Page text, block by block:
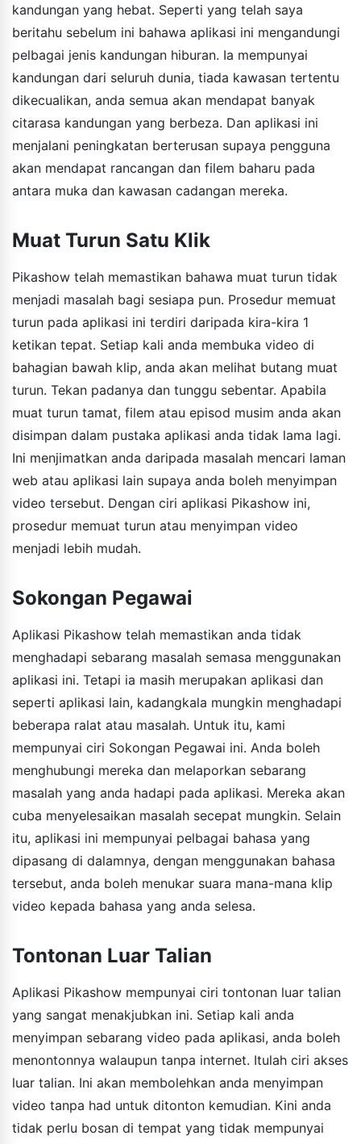
kandungan yang hebat. Seperti yang telah saya
beritahu sebelum ini bahawa aplikasi ini mengandungi
pelbagai jenis kandungan hiburan. Ia mempunyai
kandungan dari seluruh dunia, tiada kawasan tertentu
dikecualikan, anda semua akan mendapat banyak
citarasa kandungan yang berbeza. Dan aplikasi ini
menjalani peningkatan berterusan supaya pengguna
akan mendapat rancangan dan filem baharu pada
antara muka dan kawasan cadangan mereka.
Muat Turun Satu Klik
Pikashow telah memastikan bahawa muat turun tidak
menjadi masalah bagi sesiapa pun. Prosedur memuat
turun pada aplikasi ini terdiri daripada kira-kira 1
ketikan tepat. Setiap kali anda membuka video di
bahagian bawah klip, anda akan melihat butang muat
turun. Tekan padanya dan tunggu sebentar. Apabila
muat turun tamat, filem atau episod musim anda akan
disimpan dalam pustaka aplikasi anda tidak lama lagi.
Ini menjimatkan anda daripada masalah mencari laman
web atau aplikasi lain supaya anda boleh menyimpan
video tersebut. Dengan ciri aplikasi Pikashow ini,
prosedur memuat turun atau menyimpan video
menjadi lebih mudah.
Sokongan Pegawai
Aplikasi Pikashow telah memastikan anda tidak
menghadapi sebarang masalah semasa menggunakan
aplikasi ini. Tetapi ia masih merupakan aplikasi dan
seperti aplikasi lain, kadangkala mungkin menghadapi
beberapa ralat atau masalah. Untuk itu, kami
mempunyai ciri Sokongan Pegawai ini. Anda boleh
menghubungi mereka dan melaporkan sebarang
masalah yang anda hadapi pada aplikasi. Mereka akan
cuba menyelesaikan masalah secepat mungkin. Selain
itu, aplikasi ini mempunyai pelbagai bahasa yang
dipasang di dalamnya, dengan menggunakan bahasa
tersebut, anda boleh menukar suara mana-mana klip
video kepada bahasa yang anda selesa.
Tontonan Luar Talian
Aplikasi Pikashow mempunyai ciri tontonan luar talian
yang sangat menakjubkan ini. Setiap kali anda
menyimpan sebarang video pada aplikasi, anda boleh
menontonnya walaupun tanpa internet. Itulah ciri akses
luar talian. Ini akan membolehkan anda menyimpan
video tanpa had untuk ditonton kemudian. Kini anda
tidak perlu bosan di tempat yang tidak mempunyai